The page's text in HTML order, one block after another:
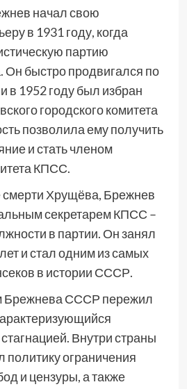
начал свою
в 1931 году, когда
партию
Он быстро продвигался по
в 1952 году был избран
городского комитета
позволила ему получить
и стать членом
КПСС.
смерти Хрущёва, Брежнев
секретарем КПСС –
в партии. Он занял
и стал одним из самых
в истории СССР.
Брежнева СССР пережил
Внутри страны
ограничения
и цензуры, а также